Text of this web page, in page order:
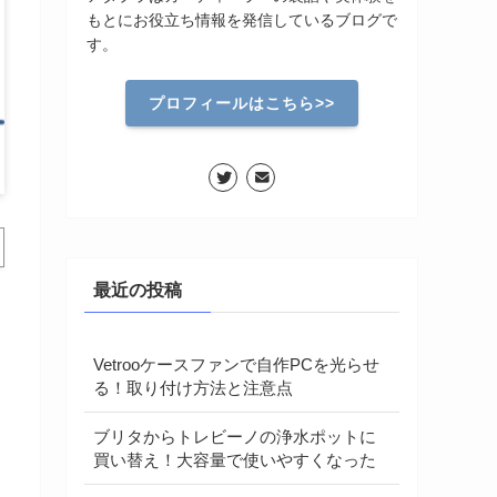
もとにお役立ち情報を発信しているブログで
す。
プロフィールはこちら>>
最近の投稿
Vetrooケースファンで自作PCを光らせ
る！取り付け方法と注意点
ブリタからトレビーノの浄水ポットに
買い替え！大容量で使いやすくなった